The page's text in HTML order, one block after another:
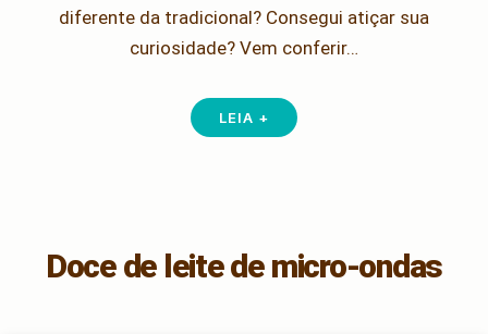
diferente da tradicional? Consegui atiçar sua
curiosidade? Vem conferir…
LEIA +
Doce de leite de micro-ondas